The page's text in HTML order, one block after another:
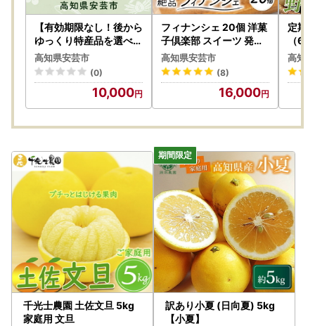
【有効期限なし！後から
ゆっくり特産品を選べる
】高知県安芸市カタログ
ポイント
高知県安芸市
(0)
10,000
フィナンシェ 20個 洋菓
子倶楽部 スイーツ 発酵
バター使用 お菓子 【フ
ィナンシェ】
高知県安芸市
(8)
16,000
定期
（6
高知
千光士農園 土佐文旦 5kg
家庭用 文旦
訳あり小夏 (日向夏) 5kg
【小夏】